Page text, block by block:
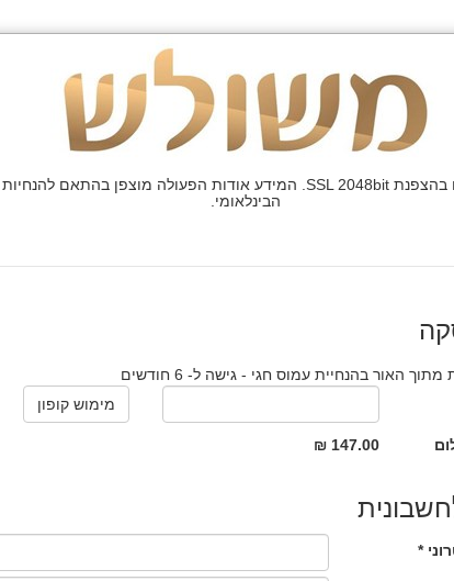
הבינלאומי.
האור בהנחיית עמוס חגי - גישה ל- 6 חודשים
147.00 ₪
*